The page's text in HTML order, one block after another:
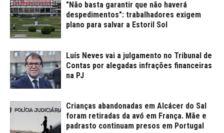
"Não basta garantir que não haverá
despedimentos": trabalhadores exigem
plano para salvar a Estoril Sol
Luís Neves vai a julgamento no Tribunal de
Contas por alegadas infrações financeiras
na PJ
Crianças abandonadas em Alcácer do Sal
foram retiradas da avó em França. Mãe e
padrasto continuam presos em Portugal